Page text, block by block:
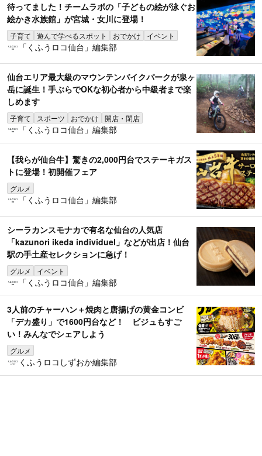
待ってました！チームラボの「子どもの絵が泳ぐお
絵かき水族館」が宮城・女川に登場！
子育て 遊んで学べるスポット おでかけ イベント
「くふうロコ仙台」編集部
仙台エリア最大級のマウンテンバイクパークが泉ヶ
岳に誕生！手ぶらでOKな初心者から中級者まで楽
しめます
子育て スポーツ おでかけ 開店・閉店
「くふうロコ仙台」編集部
【我らが仙台牛】驚きの2,000円台でステーキガス
トに登場！初開催フェア
グルメ
「くふうロコ仙台」編集部
シーラカンスモナカで有名な仙台の人気店
「kazunori ikeda individuel」などが出店！仙台
駅の手土産セレクションに急げ！
グルメ イベント
「くふうロコ仙台」編集部
3人前のチャーハン＋焼肉と唐揚げの黄金コンビ
「デカ盛り」で1600円台など！ ビジュもすご
い！みんなでシェアしよう
グルメ
くふうロコしずおか編集部